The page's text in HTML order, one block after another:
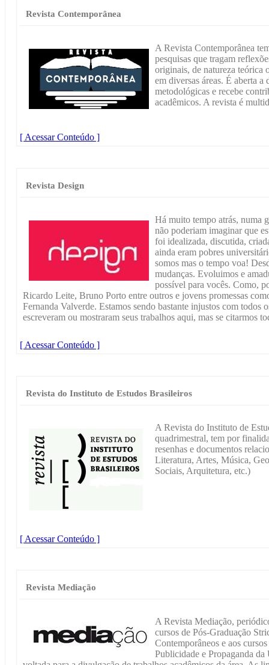
Revista Contemporânea
A Revista Contemporânea
pesquisas que tragam
originais, de natureza
em diversas áreas. É aberta a
metodológicas e recebe
acadêmicos. A revista é
[ Acessar Conteúdo ]
Revista Design
Há muito tempo atrás, numa
não poderiam imaginar que
foi idealizada, discutida,
ainda eram pobres
somos mas o tempo voa!
mudanças. Evoluimos e
possível para vocês. Como,
Ricardo Leite, Bruno Porto entre outros e jovens promessas
Fernanda Valverde. Estamos sendo bastante injustos com todos
escreveram ou mostraram seus trabalhos aqui, mas se citarmos
[ Acessar Conteúdo ]
Revista do Instituto de Estudos Brasileiros
A Revista do Instituto de
quadrimestral, tem por
resenhas e documentos
Literatura, Artes, Música,
Sociais, Arquitetura, etc.)
[ Acessar Conteúdo ]
Revista Mediação
A Revista Mediação,
cursos de Pós-Graduação
Contemporâneos e aos
Publicidade e Propaganda